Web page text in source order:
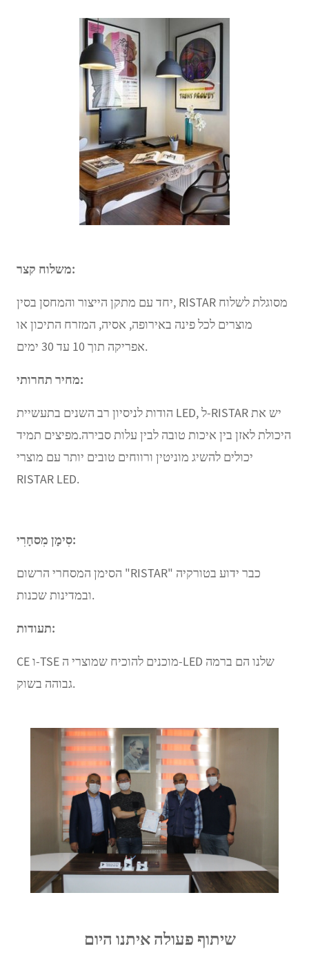
משלוח קצר:
יחד עם מתקן הייצור והמחסן בסין, RISTAR מסוגלת לשלוח
מוצרים לכל פינה באירופה, אסיה, המזרח התיכון או
אפריקה תוך 10 עד 30 ימים.
מחיר תחרותי:
הודות לניסיון רב השנים בתעשיית LED, ל-RISTAR יש את
היכולת לאזן בין איכות טובה לבין עלות סבירה.מפיצים תמיד
יכולים להשיג מוניטין ורווחים טובים יותר עם מוצרי
RISTAR LED.
סִימָן מִסחָרִי:
הסימן המסחרי הרשום "RISTAR" כבר ידוע בטורקיה
ובמדינות שכנות.
תעודות:
CE ו-TSE מוכנים להוכיח שמוצרי ה-LED שלנו הם ברמה
גבוהה בשוק.
שיתוף פעולה איתנו היום